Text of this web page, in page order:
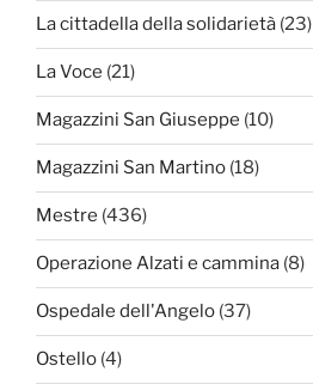
La cittadella della solidarietà (23)
La Voce (21)
Magazzini San Giuseppe (10)
Magazzini San Martino (18)
Mestre (436)
Operazione Alzati e cammina (8)
Ospedale dell'Angelo (37)
Ostello (4)